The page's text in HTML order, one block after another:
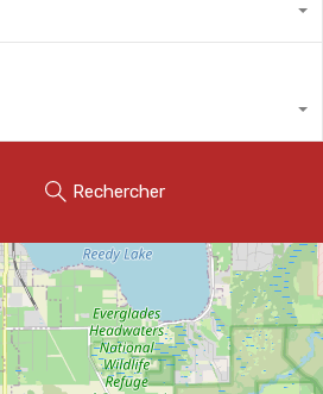
Rechercher